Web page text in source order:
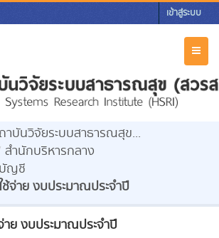
เข้าสู่ระบบ
าบันวิจัยระบบสาธารณสุข...
สำนักบริหารกลาง
บัญชี
จ่าย งบประมาณประจำปี
าย งบประมาณประจำปี